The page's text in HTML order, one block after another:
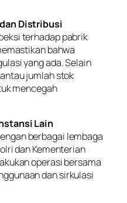
Distribusi
terhadap pabrik
bahwa
yang ada. Selain
jumlah stok
mencegah
Lain
berbagai lembaga
dan Kementerian
operasi bersama
dan sirkulasi